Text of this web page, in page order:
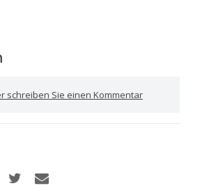
schreiben Sie einen Kommentar